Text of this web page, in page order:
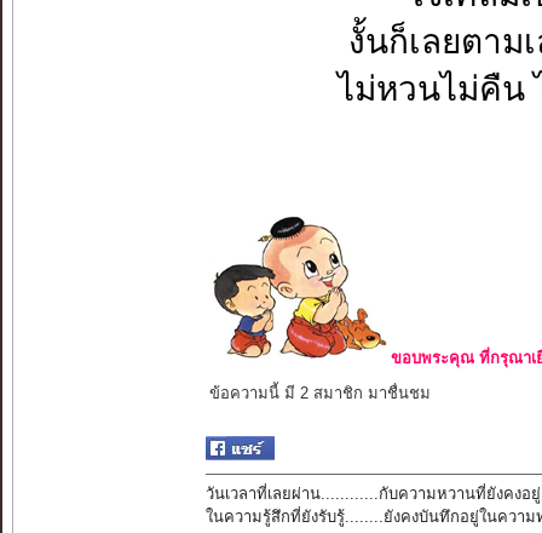
งั้นก็เลยตาม
ไม่หวนไม่คืน
ขอบพระคุณ ที่กรุณาเ
ข้อความนี้ มี 2 สมาชิก มาชื่นชม
วันเวลาที่เลยผ่าน............กับความหวานที่ยังคงอยู่
ในความรู้สึกที่ยังรับรู้........ยังคงบันทึกอยู่ในความ